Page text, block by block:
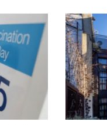
من
البالغين
إنجلترا
أجسام
مضادة
لكورونا